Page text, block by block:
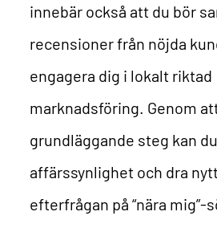
innebär också att du bör
recensioner från nöjda
engagera dig i lokalt riktad
marknadsföring. Genom
grundläggande steg kan
affärssynlighet och dra
efterfrågan på “nära mig”-